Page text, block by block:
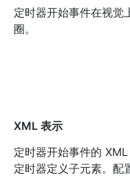
定时器开始事件在视觉
圈。
XML 表示
定时器开始事件的
定时器定义子元素。配